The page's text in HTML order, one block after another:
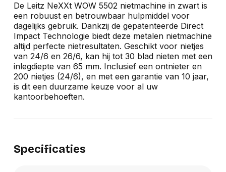
De Leitz NeXXt WOW 5502 nietmachine in zwart is
een robuust en betrouwbaar hulpmiddel voor
dagelijks gebruik. Dankzij de gepatenteerde Direct
Impact Technologie biedt deze metalen nietmachine
altijd perfecte nietresultaten. Geschikt voor nietjes
van 24/6 en 26/6, kan hij tot 30 blad nieten met een
inlegdiepte van 65 mm. Inclusief een ontnieter en
200 nietjes (24/6), en met een garantie van 10 jaar,
is dit een duurzame keuze voor al uw
kantoorbehoeften.
Specificaties